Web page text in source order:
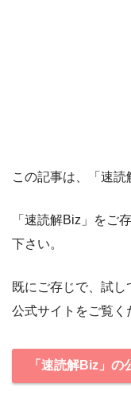
この記事は、「速読
「速読解Biz」をご
下さい。
既にご存じで、試
公式サイトをご覧く
「速読解Biz」の